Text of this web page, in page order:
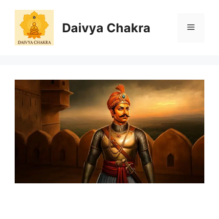
content
Daivya Chakra MENU